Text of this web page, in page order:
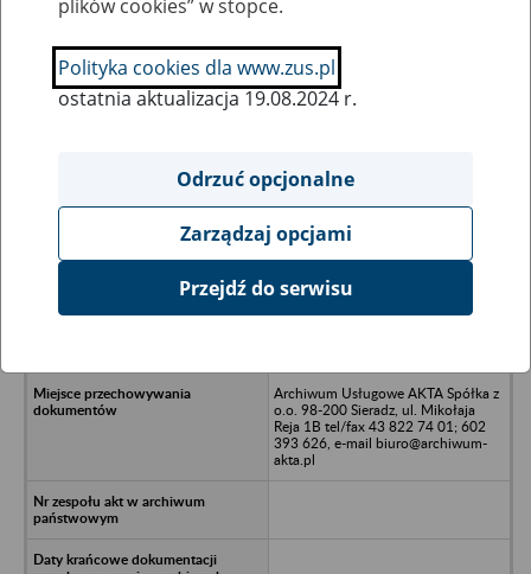
SZUKAJ
Ukryj wszystkie pozycje bazy
Huta Szkła Gospodarczego Spółka z
Archiwum Usługowe AKTA Spółka z
o.o. 98-200 Sieradz, ul. Mikołaja
Reja 1B tel/fax 43 822 74 01; 602
393 626, e-mail biuro@archiwum-
akta.pl
plików cookies” w stopce.
Polityka cookies dla www.zus.pl
ostatnia aktualizacja 19.08.2024 r.
Odrzuć opcjonalne
Zarządzaj opcjami
Przejdź do serwisu